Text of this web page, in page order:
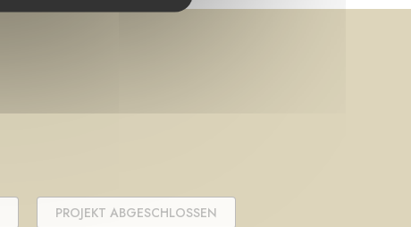
PROJEKT ABGESCHLOSSEN